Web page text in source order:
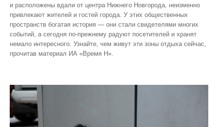
и расположены вдали от центра Нижнего Новгорода, неизменно
привлекают жителей и гостей города. У этих общественных
пространств богатая история — они стали свидетелями многих
событий, а сегодня по‑прежнему радуют посетителей и хранят
немало интересного. Узнайте, чем живут эти зоны отдыха сейчас,
прочитав материал ИА «Время Н».